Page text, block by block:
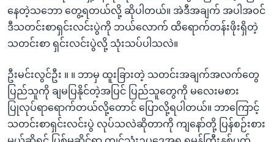
နေတဲ့သဘော တွေ့ရတယ်လို့ ဆိုပါတယ်။ အဲဒီအချက် အပါအဝင်
ဒီသတင်းစာရှင်းလင်းပွဲကို ဘယ်လောက် ထိရောက်တန်းဖိုးရှိတဲ့
သတင်းစာ ရှင်းလင်းပွဲလို့ သုံးသပ်ပါသလဲ။
ဦးမင်းလွင်ဦး ။ ။ ဘာမှ ထူးခြားတဲ့ သတင်းအချက်အလက်တွေ
ပြည်သူကို ချမပြနိုင်တဲ့အပြင် ပြည်သူတွေကို မလေးမစား
ပြုလုပ်ရာရောက်တယ်လို့တောင် ပြောလို့ရပါတယ်။ ဘာကြောင့်
သတင်းစာရှင်းလင်းပွဲ လုပ်သလဲဆိုတာကို ကျနော်တို့ ပြန်စဉ်းစား